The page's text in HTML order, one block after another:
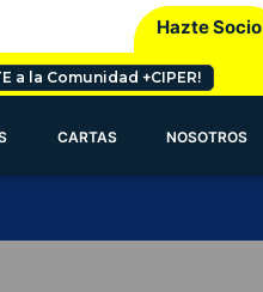
Hazte Socio
a la Comunidad +CIPER!
CARTAS NOSOTROS